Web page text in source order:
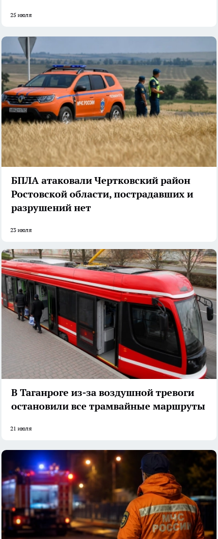
25 июля
БПЛА атаковали Чертковский район
Ростовской области, пострадавших и
разрушений нет
23 июля
В Таганроге из-за воздушной тревоги
остановили все трамвайные маршруты
21 июля